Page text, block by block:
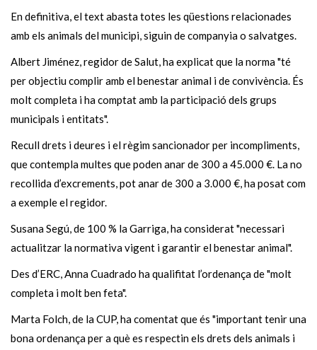
En definitiva, el text abasta totes les qüestions relacionades
amb els animals del municipi, siguin de companyia o salvatges.
Albert Jiménez, regidor de Salut, ha explicat que la norma "té
per objectiu complir amb el benestar animal i de convivència. És
molt completa i ha comptat amb la participació dels grups
municipals i entitats".
Recull drets i deures i el règim sancionador per incompliments,
que contempla multes que poden anar de 300 a 45.000 €. La no
recollida d’excrements, pot anar de 300 a 3.000 €, ha posat com
a exemple el regidor.
Susana Segú, de 100 % la Garriga, ha considerat "necessari
actualitzar la normativa vigent i garantir el benestar animal".
Des d’ERC, Anna Cuadrado ha qualifitat l’ordenança de "molt
completa i molt ben feta".
Marta Folch, de la CUP, ha comentat que és "important tenir una
bona ordenança per a què es respectin els drets dels animals i